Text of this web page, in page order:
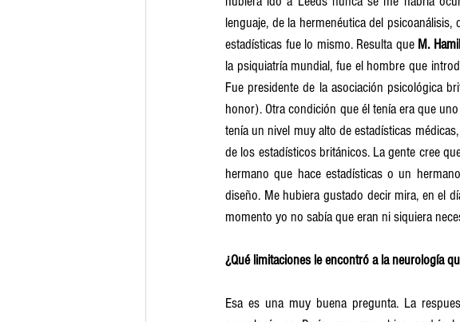
lenguaje, de la hermenéutica del
estadísticas fue lo mismo. Resulta que M.
la psiquiatría mundial, fue el hombre que
Fue presidente de la asociación psicológica
honor). Otra condición que él tenía era que
tenía un nivel muy alto de estadísticas
de los estadísticos británicos. La gente cree
hermano que hace estadísticas o un
diseño. Me hubiera gustado decir mira, en el
momento yo no sabía que eran ni siquiera
¿Qué limitaciones le encontró a la neurología
Esa es una muy buena pregunta. La